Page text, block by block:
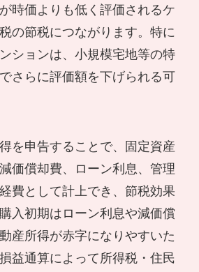
時価よりも低く評価されるケ
の節税につながります。特に
ションは、小規模宅地等の特
さらに評価額を下げられる可
を申告することで、固定資産
価償却費、ローン利息、管理
費として計上でき、節税効果
入初期はローン利息や減価償
産所得が赤字になりやすいた
益通算によって所得税・住民